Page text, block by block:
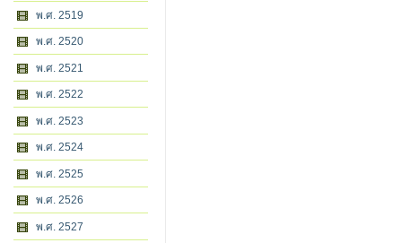
พ.ศ. 2519
พ.ศ. 2520
พ.ศ. 2521
พ.ศ. 2522
พ.ศ. 2523
พ.ศ. 2524
พ.ศ. 2525
พ.ศ. 2526
พ.ศ. 2527